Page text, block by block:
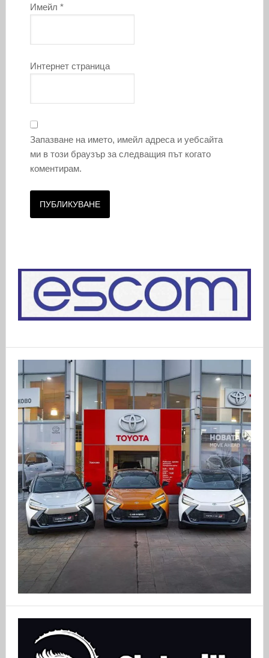
Имейл *
Интернет страница
Запазване на името, имейл адреса и уебсайта
ми в този браузър за следващия път когато
коментирам.